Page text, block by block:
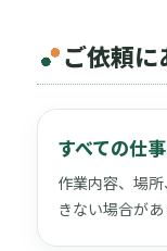
ご依頼
すべての仕
作業内容、場
きない場合があ